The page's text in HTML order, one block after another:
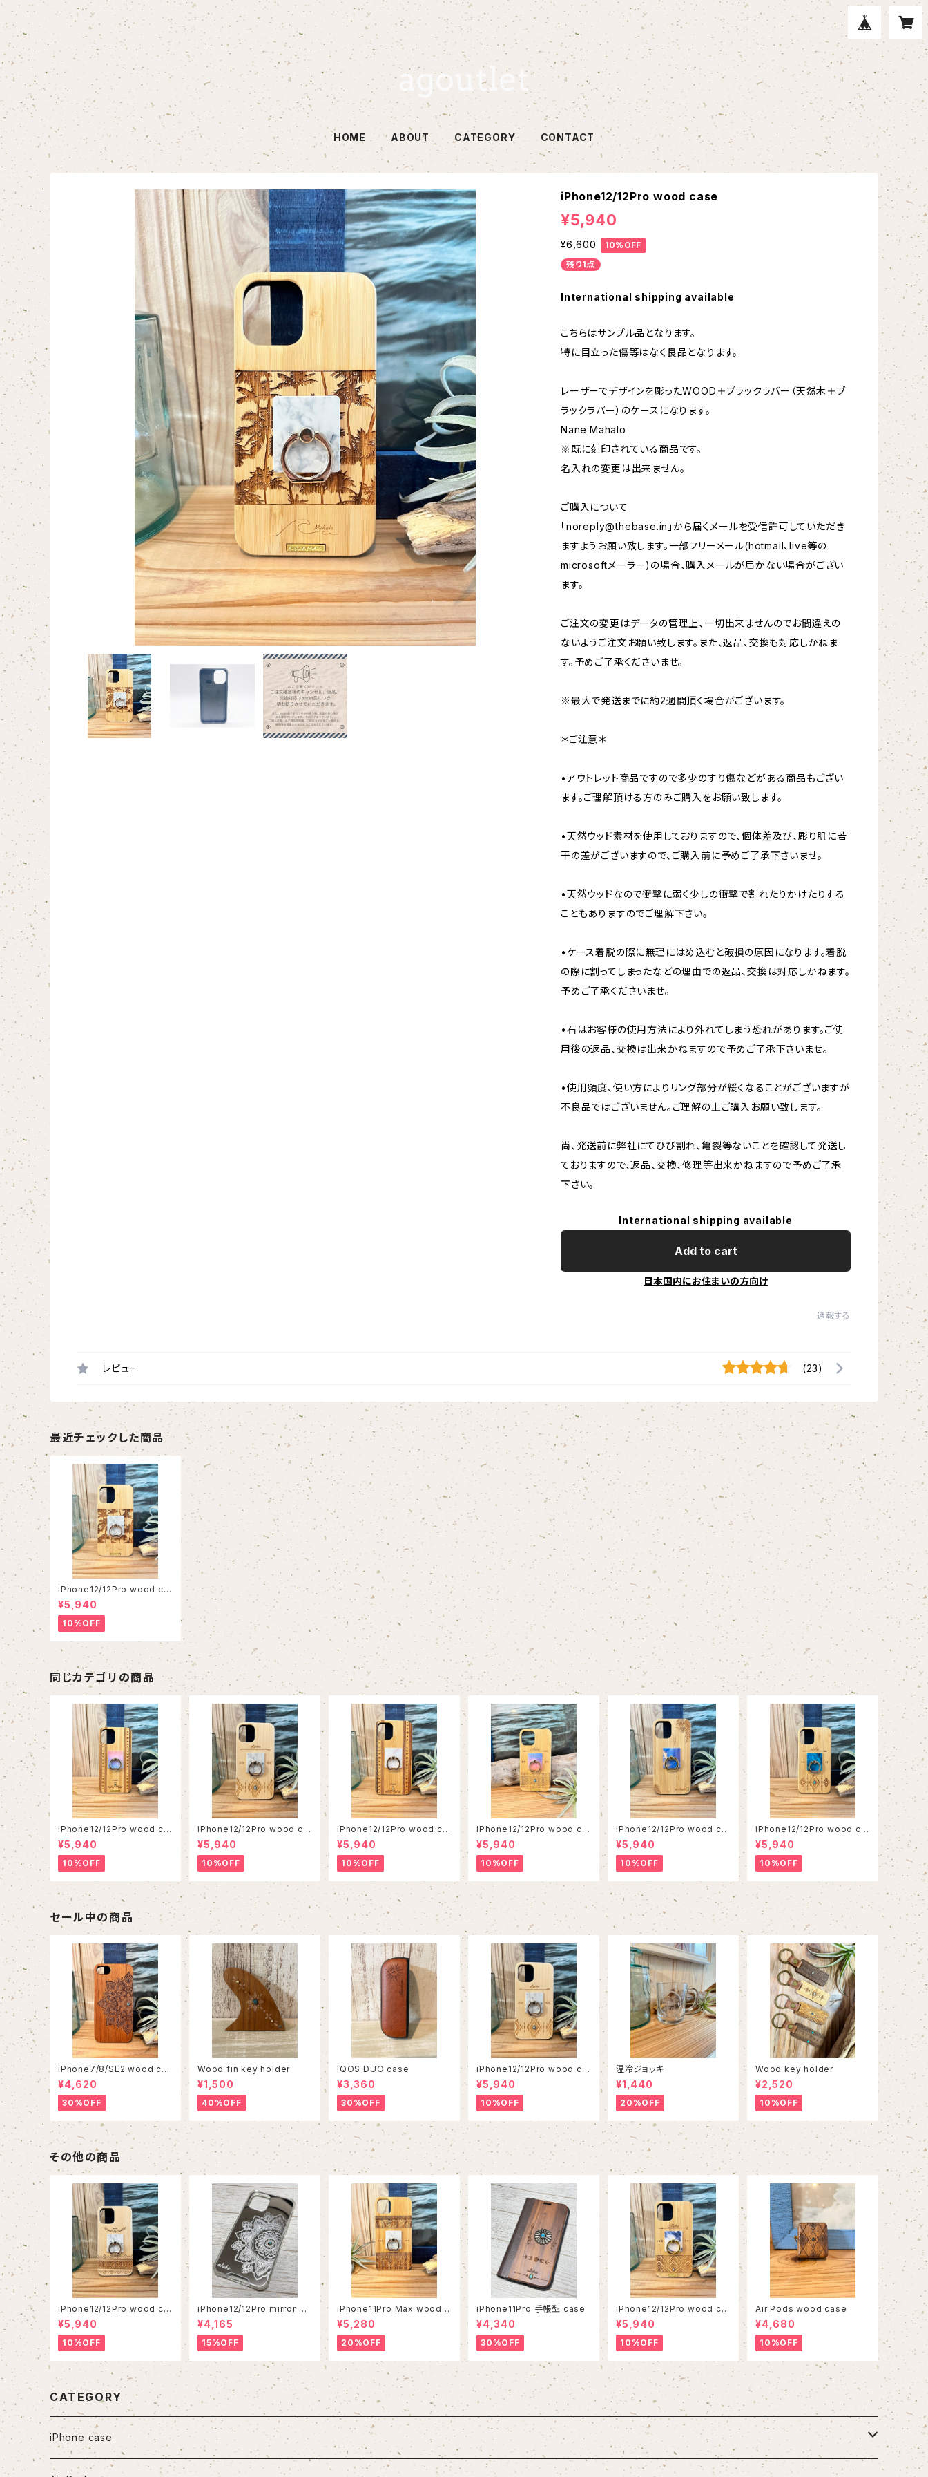
HOME ABOUT CATEGORY CONTACT
iPhone12/12Pro wood case
¥5,940
¥6,600
10%OFF
残り1点
International shipping available
こちらはサンプル品となります。
特に目立った傷等はなく良品となります。
レーザーでデザインを彫ったWOOD＋ブラックラバー（天然木＋ブ
ラックラバー）のケースになります。
Nane:Mahalo
※既に刻印されている商品です。
名入れの変更は出来ません。
ご購入について
「noreply@thebase.in 」から届くメールを受信許可していただき
ますようお願い致します。一部フリーメール(hotmail、live等の
microsoftメーラー)の場合、購入メールが届かない場合がござい
ます。
ご注文の変更はデータの管理上、一切出来ませんのでお間違えの
ないようご注文お願い致します。また、返品、交換も対応しかねま
す。予めご了承くださいませ。
※最大で発送までに約2週間頂く場合がございます。
＊ご注意＊
•アウトレット商品ですので多少のすり傷などがある商品もござい
ます。ご理解頂ける方のみご購入をお願い致します。
•天然ウッド素材を使用しておりますので、個体差及び、彫り肌に若
干の差がございますので、ご購入前に予めご了承下さいませ。
•天然ウッドなので衝撃に弱く少しの衝撃で割れたりかけたりする
こともありますのでご理解下さい。
•ケース着脱の際に無理にはめ込むと破損の原因になります。着脱
の際に割ってしまったなどの理由での返品、交換は対応しかねます。
予めご了承くださいませ。
•石はお客様の使用方法により外れてしまう恐れがあります。ご使
用後の返品、交換は出来かねますので予めご了承下さいませ。
•使用頻度、使い方によりリング部分が緩くなることがございますが
不良品ではございません。ご理解の上ご購入お願い致します。
尚、発送前に弊社にてひび割れ、亀裂等ないことを確認して発送し
ておりますので、返品、交換、修理等出来かねますので予めご了承
下さい。
International shipping available
Add to cart
日本国内にお住まいの方向け
通報する
レビュー (23)
最近チェックした商品
iPhone12/12Pro wood ca
se
¥5,940
10%OFF
同じカテゴリの商品
iPhone12/12Pro wood ca
se
¥5,940
10%OFF
iPhone12/12Pro wood ca
se
¥5,940
10%OFF
iPhone12/12Pro wood ca
se
¥5,940
10%OFF
iPhone12/12Pro wood ca
se
¥5,940
10%OFF
iPhone12/12Pro wood ca
se
¥5,940
10%OFF
iPhone12/12Pro wood ca
se
¥5,940
10%OFF
セール中の商品
iPhone7/8/SE2 wood cas
e 86
¥4,620
30%OFF
Wood fin key holder
¥1,500
40%OFF
IQOS DUO case
¥3,360
30%OFF
iPhone12/12Pro wood ca
se
¥5,940
10%OFF
温冷ジョッキ
¥1,440
20%OFF
Wood key holder
¥2,520
10%OFF
その他の商品
iPhone12/12Pro wood ca
se
¥5,940
10%OFF
iPhone12/12Pro mirror ca
se
¥4,165
15%OFF
iPhone11Pro Max wood c
ase
¥5,280
20%OFF
iPhone11Pro 手帳型 case
¥4,340
30%OFF
iPhone12/12Pro wood ca
se
¥5,940
10%OFF
Air Pods wood case
¥4,680
10%OFF
CATEGORY
iPhone case